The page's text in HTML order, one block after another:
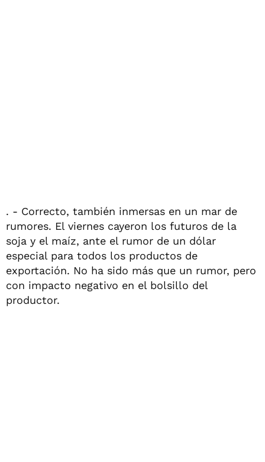
. - Correcto, también inmersas en un mar de
rumores. El viernes cayeron los futuros de la
soja y el maíz, ante el rumor de un dólar
especial para todos los productos de
exportación. No ha sido más que un rumor, pero
con impacto negativo en el bolsillo del
productor.